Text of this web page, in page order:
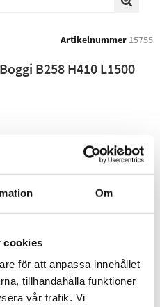
Om
cookies
för att anpassa innehållet
tillhandahålla funktioner
vår trafik. Vi
Artikelnummer 15755
B258 H410 L1500
1 415 kr